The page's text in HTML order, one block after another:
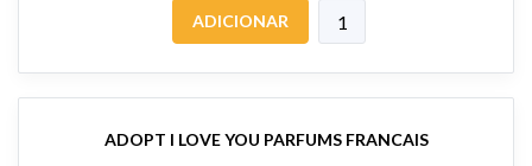
ADICIONAR
ADOPT I LOVE YOU PARFUMS FRANCAIS